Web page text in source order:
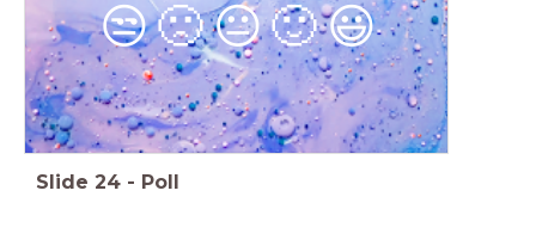
😒🙁😐🙂😃
Slide 24 - Poll